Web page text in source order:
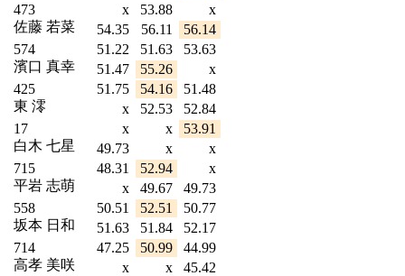
473
佐藤 若菜
x 53.88
x
54.35
56.11
56.14
574
濱口 真幸
51.22 51.63
53.63
51.47
55.26
x
425
東 澪
51.75 54.16
51.48
x
52.53
52.84
17
白木 七星
x x
53.91
49.73
x
x
715
平岩 志萌
48.31 52.94
x
x
49.67
49.73
558
坂本 日和
50.51 52.51
50.77
51.63
51.84
52.17
714
高孝 美咲
47.25 50.99
44.99
x
x
45.42